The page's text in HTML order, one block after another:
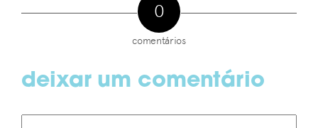
0
comentários
deixar um comentário